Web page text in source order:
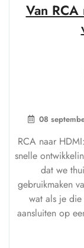
Van
08
RCA naar
snelle
dat we
gebruikmaken
wat als je
aansluiten op